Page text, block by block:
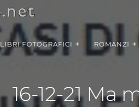
LIBRI FOTOGRAFICI ROMANZI
16-12-21